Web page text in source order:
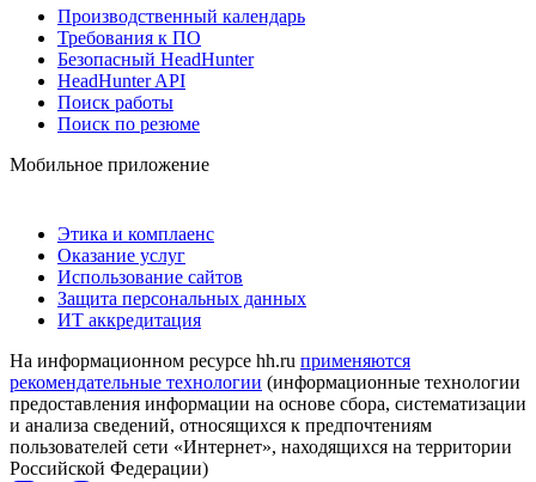
Производственный календарь
Требования к ПО
Безопасный HeadHunter
HeadHunter API
Поиск работы
Поиск по резюме
Мобильное приложение
Этика и комплаенс
Оказание услуг
Использование сайтов
Защита персональных данных
ИТ аккредитация
На информационном ресурсе hh.ru применяются
рекомендательные технологии (информационные технологии
предоставления информации на основе сбора, систематизации
и анализа сведений, относящихся к предпочтениям
пользователей сети «Интернет», находящихся на территории
Российской Федерации)